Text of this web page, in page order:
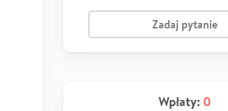
Zadaj pytanie
Wpłaty: 0